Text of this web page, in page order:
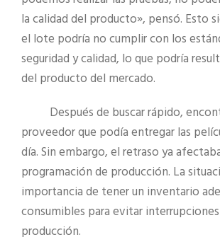
la calidad del producto», pensó. Esto
el lote podría no cumplir con los
seguridad y calidad, lo que podría
del producto del mercado.
Después de buscar rápido,
proveedor que podía entregar las
día. Sin embargo, el retraso ya
programación de producción. La
importancia de tener un inventario
consumibles para evitar
producción.